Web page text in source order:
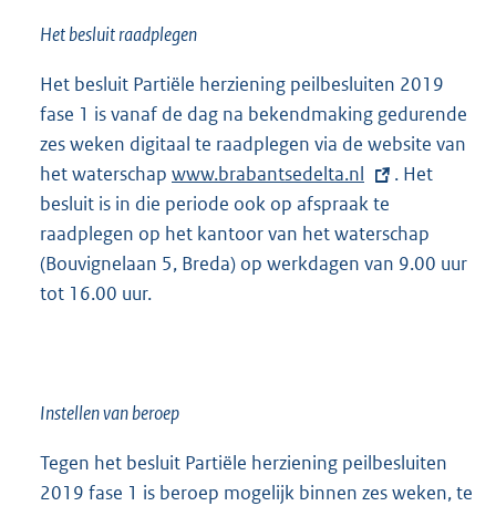
Het besluit raadplegen
Het besluit Partiële herziening peilbesluiten 2019
fase 1 is vanaf de dag na bekendmaking gedurende
zes weken digitaal te raadplegen via de website van
het waterschap E
x
t
e
i
k
www.brabantsedelta.nl
. Het
besluit is in die periode ook op afspraak te
raadplegen op het kantoor van het waterschap
(Bouvignelaan 5, Breda) op werkdagen van 9.00 uur
tot 16.00 uur.
Instellen van beroep
Tegen het besluit Partiële herziening peilbesluiten
2019 fase 1 is beroep mogelijk binnen zes weken, te